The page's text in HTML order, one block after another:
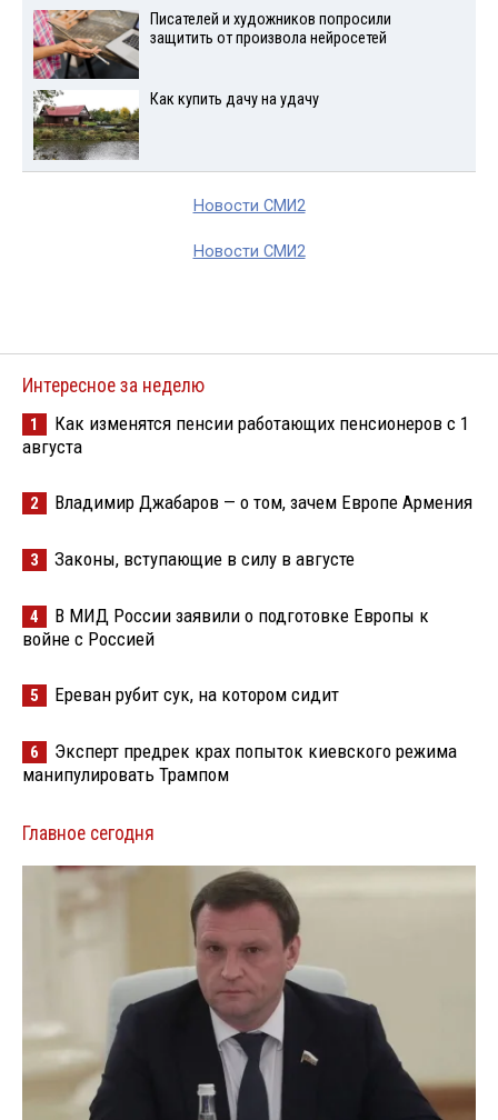
Писателей и художников попросили
защитить от произвола нейросетей
Как купить дачу на удачу
Новости СМИ2
Новости СМИ2
Интересное за неделю
1
Как изменятся пенсии работающих пенсионеров с 1
августа
2 Владимир Джабаров — о том, зачем Европе Армения
3 Законы, вступающие в силу в августе
4
В МИД России заявили о подготовке Европы к
войне с Россией
5 Ереван рубит сук, на котором сидит
6
Эксперт предрек крах попыток киевского режима
манипулировать Трампом
Главное сегодня